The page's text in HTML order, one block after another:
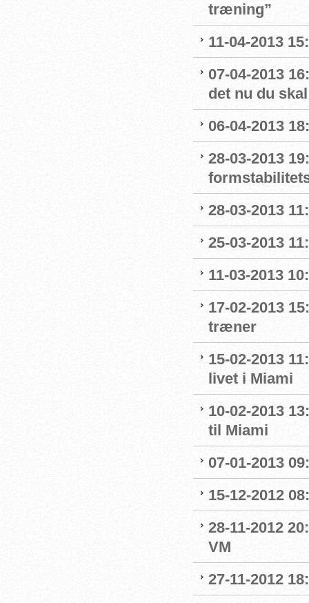
træning”
11-04-2013
07-04-2013
det nu du
06-04-2013
28-03-2013
28-03-2013
25-03-2013
11-03-2013
17-02-2013
træner
15-02-2013
livet i Miami
10-02-2013
til Miami
07-01-2013
15-12-2012
28-11-2012
VM
27-11-2012